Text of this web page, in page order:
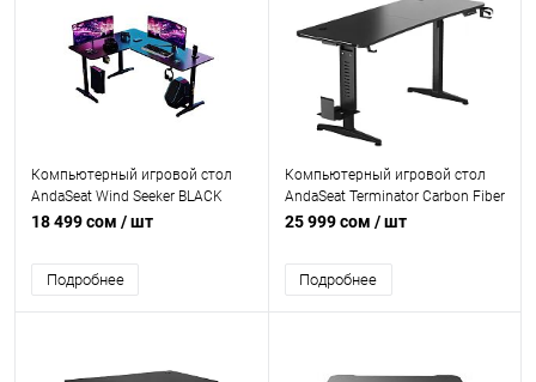
Компьютерный игровой стол
AndaSeat Wind Seeker BLACK
Carbon Fiber Texture Tabletop
18 499 сом / шт
Подробнее
Компьютерный игровой стол
AndaSeat Terminator Carbon Fiber
Texture Tabletop RGB
25 999 сом / шт
Подробнее